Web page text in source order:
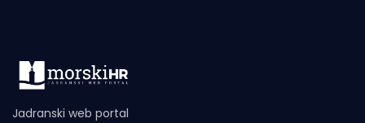
Jadranski web portal